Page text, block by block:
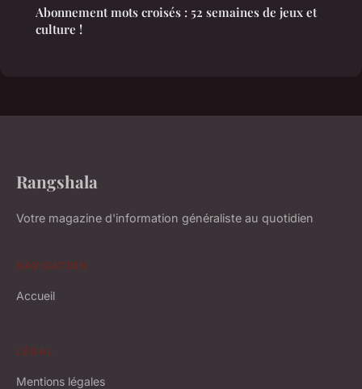
Abonnement mots croisés : 52 semaines de jeux et
culture !
Rangshala
Votre magazine d'information généraliste au quotidien
NAVIGATION
Accueil
LÉGAL
Mentions légales